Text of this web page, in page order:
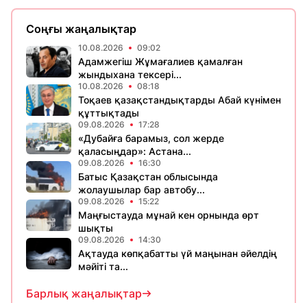
Соңғы жаңалықтар
10.08.2026 09:02
Адамжегіш Жұмағалиев қамалған
жындыхана тексері...
10.08.2026 08:18
Тоқаев қазақстандықтарды Абай күнімен
құттықтады
09.08.2026 17:28
«Дубайға барамыз, сол жерде
қаласыңдар»: Астана...
09.08.2026 16:30
Батыс Қазақстан облысында
жолаушылар бар автобу...
09.08.2026 15:22
Маңғыстауда мұнай кен орнында өрт
шықты
09.08.2026 14:30
Ақтауда көпқабатты үй маңынан әйелдің
мәйіті та...
Барлық жаңалықтар